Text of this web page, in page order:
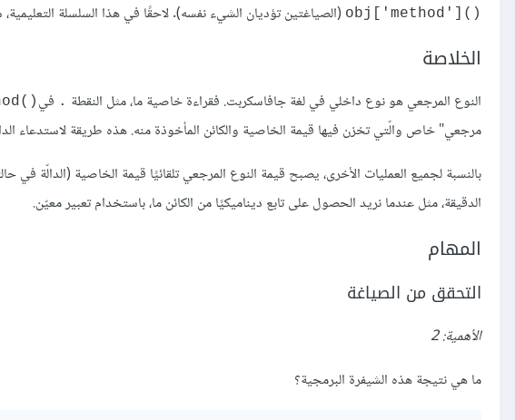
obj['method']()‎ (الصياغتين تؤديان الشيء نفسه). لاحقًا في هذا السلسلة
الخلاصة
النوع المرجعي هو نوع داخلي في لغة جافاسكربت. فقراءة خاصية ما، مثل النقطة . في
مرجعي" خاص والّتي تخزن فيها قيمة الخاصية والكائن المأخوذة منه. هذه طريقة لاستدعاء
بالنسبة لجميع العمليات الأخرى، يصبح قيمة النوع المرجعي تلقائيًا قيمة الخاصية (الدالّة في
الدقيقة، مثل عندما نريد الحصول على تابع ديناميكيًا من الكائن ما، باستخدام تعبير معيّن.
المهام
التحقق من الصياغة
الأهمية: 2
ما هي نتيجة هذه الشيفرة البرمجية؟